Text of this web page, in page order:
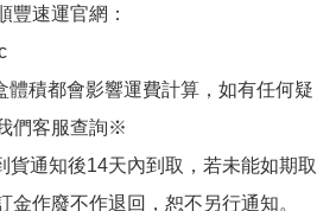
豐速運官網：
積都會影響運費計算，如有任何疑
們客服查詢※
貨通知後14天內到取，若未能如期取
金作廢不作退回，恕不另行通知。